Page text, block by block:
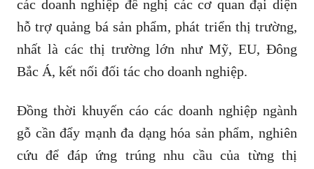
các doanh nghiệp đề nghị các cơ quan đại diện
hỗ trợ quảng bá sản phẩm, phát triển thị trường,
nhất là các thị trường lớn như Mỹ, EU, Đông
Bắc Á, kết nối đối tác cho doanh nghiệp.
Đồng thời khuyến cáo các doanh nghiệp ngành
gỗ cần đẩy mạnh đa dạng hóa sản phẩm, nghiên
cứu để đáp ứng trúng nhu cầu của từng thị